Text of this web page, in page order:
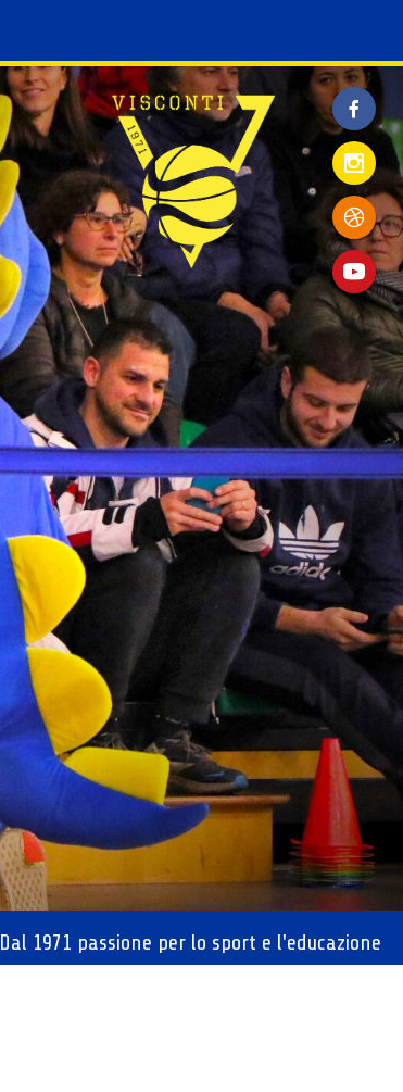
Dal 1971 passione per lo sport e l'educazione